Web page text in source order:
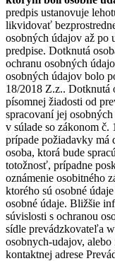
predpis ustanovuje
likvidovať
osobných údajov až po
predpise. Dotknutá
ochranu osobných
osobných údajov bolo
18/2018 Z.z.. Dotknutá
písomnej žiadosti od
spracovaní jej
v súlade so zákonom
prípade požiadavky má
osoba, ktorá bude
totožnosť, prípadne
oznámenie osobitného
ktorého sú osobné
osobné údaje. Bližšie
súvislosti s ochranou
sídle prevádzkovateľa
osobnych-udajov,
kontaktnej adrese